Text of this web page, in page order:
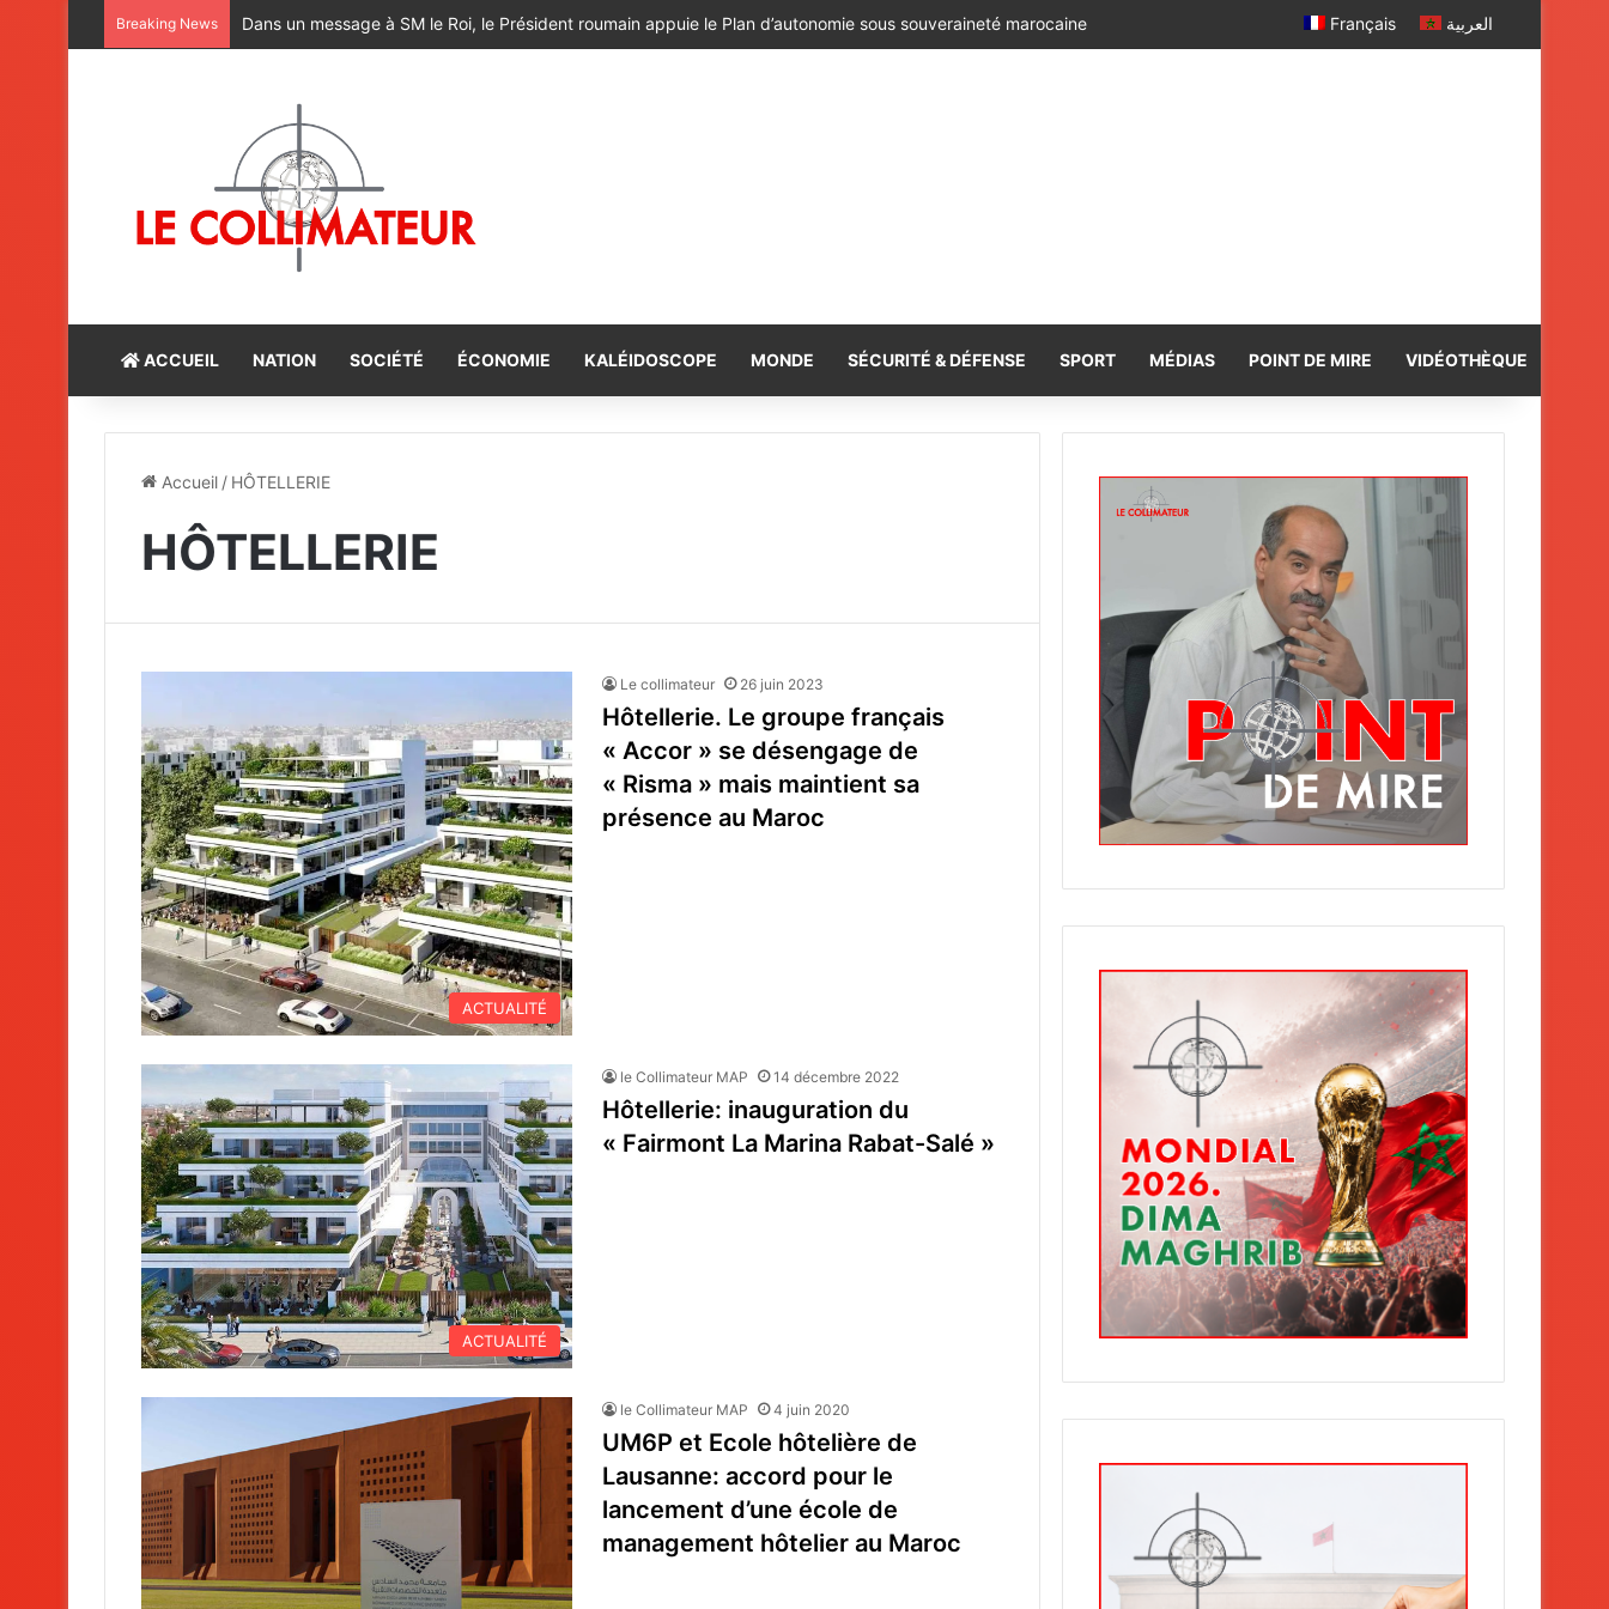
Breaking News M. Bourita reçoit le conseiller du Président de la République de Roumanie, porteur d’un message adressé à SM le Roi Français العربية
ACCUEIL NATION SOCIÉTÉ ÉCONOMIE KALÉIDOSCOPE MONDE SÉCURITÉ & DÉFENSE SPORT MÉDIAS POINT DE MIRE VIDÉOTHÈQUE
Accueil / HÔTELLERIE
HÔTELLERIE
ACTUALITÉ
Le collimateur 26 juin 2023
Hôtellerie. Le groupe français
« Accor » se désengage de
« Risma » mais maintient sa
présence au Maroc
ACTUALITÉ
le Collimateur MAP 14 décembre 2022
Hôtellerie: inauguration du
« Fairmont La Marina Rabat-Salé »
le Collimateur MAP 4 juin 2020
UM6P et Ecole hôtelière de
Lausanne: accord pour le
lancement d’une école de
management hôtelier au Maroc